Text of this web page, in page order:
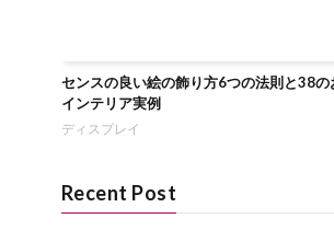
センスの良い絵の飾り方6つの法則と38の
インテリア実例
ディスプレイ
Recent Post